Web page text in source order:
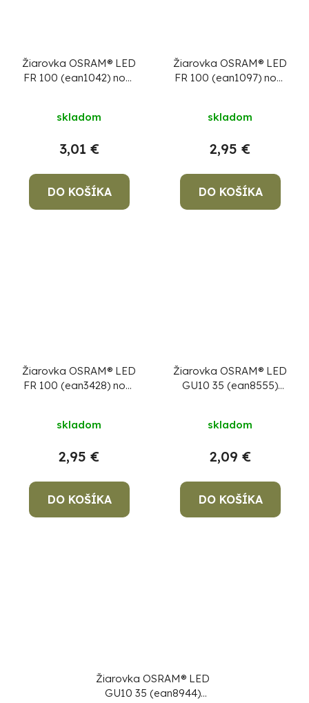
Žiarovka OSRAM® LED
FR 100 (ean1042) non-
A
skladom
3,01 €
DO KOŠÍKA
Žiarovka OSRAM® LED
FR 100 (ean1097) non-
A
skladom
2,95 €
DO KOŠÍKA
Žiarovka OSRAM® LED
FR 100 (ean3428) non-
A
skladom
2,95 €
DO KOŠÍKA
Žiarovka OSRAM® LED
GU10 35 (ean8555)
skladom
2,09 €
DO KOŠÍKA
Žiarovka OSRAM® LED
GU10 35 (ean8944)